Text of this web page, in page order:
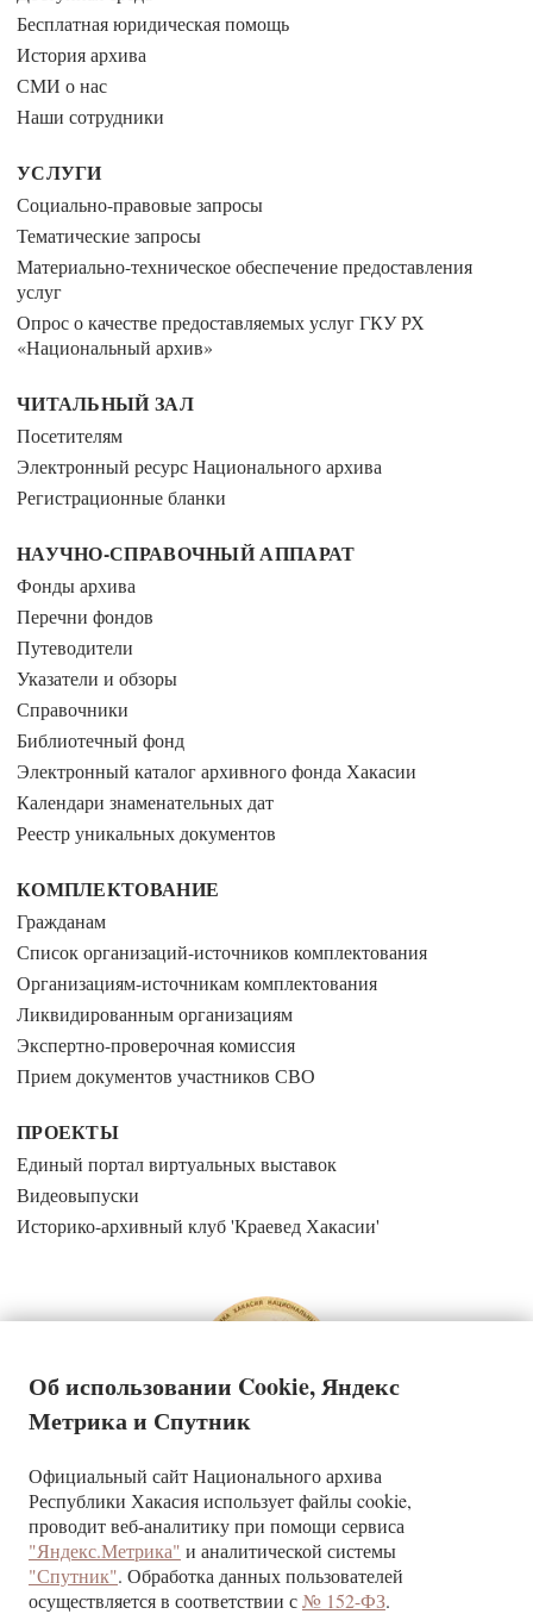
Бесплатная юридическая помощь
История архива
СМИ о нас
Наши сотрудники
УСЛУГИ
Социально-правовые запросы
Тематические запросы
Материально-техническое обеспечение предоставления
услуг
Опрос о качестве предоставляемых услуг ГКУ РХ
«Национальный архив»
ЧИТАЛЬНЫЙ ЗАЛ
Посетителям
Электронный ресурс Национального архива
Регистрационные бланки
НАУЧНО-СПРАВОЧНЫЙ АППАРАТ
Фонды архива
Перечни фондов
Путеводители
Указатели и обзоры
Справочники
Библиотечный фонд
Электронный каталог архивного фонда Хакасии
Календари знаменательных дат
Реестр уникальных документов
КОМПЛЕКТОВАНИЕ
Гражданам
Список организаций-источников комплектования
Организациям-источникам комплектования
Ликвидированным организациям
Экспертно-проверочная комиссия
Прием документов участников СВО
ПРОЕКТЫ
Единый портал виртуальных выставок
Видеовыпуски
Историко-архивный клуб 'Краевед Хакасии'
Государственное казенное учреждение Республики Хакасия
«Национальный архив»
КОНТАКТЫ
г. Абакан, ул. Щетинкина, д.32
Об использовании Cookie, Яндекс
Метрика и Спутник
Официальный сайт Национального архива
Республики Хакасия использует файлы cookie,
проводит веб-аналитику при помощи сервиса
"Яндекс.Метрика" и аналитической системы
"Спутник". Обработка данных пользователей
осуществляется в соответствии с№ 152-ФЗ.